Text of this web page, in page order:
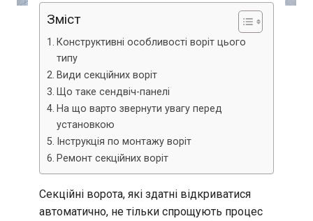
Зміст
Конструктивні особливості воріт цього
типу
Види секційних воріт
Що таке сендвіч-панелі
На що варто звернути увагу перед
установкою
Інструкція по монтажу воріт
Ремонт секційних воріт
Секційні ворота, які здатні відкриватися
автоматично, не тільки спрощують процес